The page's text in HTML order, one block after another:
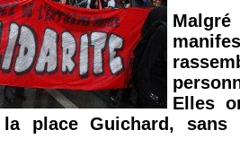
Elles
place Guichard, sans